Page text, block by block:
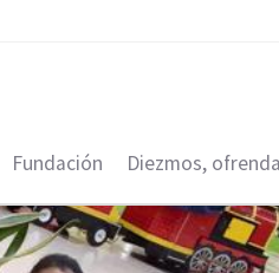
Fundación Diezmos,